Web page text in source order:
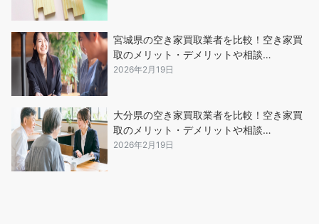
宮城県の空き家買取業者を比較！空き家買
取のメリット・デメリットや相談…
2026年2月19日
大分県の空き家買取業者を比較！空き家買
取のメリット・デメリットや相談…
2026年2月19日